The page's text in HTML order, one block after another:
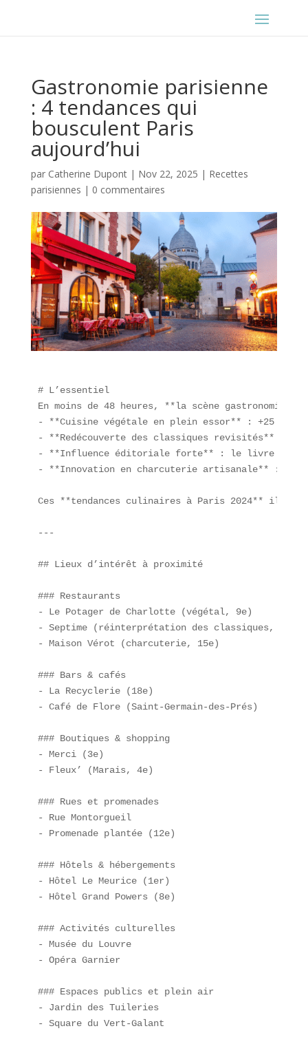
Gastronomie parisienne
: 4 tendances qui
bousculent Paris
aujourd’hui
par Catherine Dupont| Nov 22, 2025 | Recettes
parisiennes | 0 commentaires
# L’essentiel
En moins de 48 heures, **la scène
- **Cuisine végétale en plein essor** : +25 %
- **Redécouverte des classiques revisités** :
- **Influence éditoriale forte** : le livre *On va
- **Innovation en charcuterie artisanale** : la
Ces **tendances culinaires à Paris 2024**
---
## Lieux d’intérêt à proximité
### Restaurants
- Le Potager de Charlotte (végétal, 9e)
- Septime (réinterprétation des classiques,
- Maison Vérot (charcuterie, 15e)
### Bars & cafés
- La Recyclerie (18e)
- Café de Flore (Saint-Germain-des-Prés)
### Boutiques & shopping
- Merci (3e)
- Fleux’ (Marais, 4e)
### Rues et promenades
- Rue Montorgueil
- Promenade plantée (12e)
### Hôtels & hébergements
- Hôtel Le Meurice (1er)
- Hôtel Grand Powers (8e)
### Activités culturelles
- Musée du Louvre
- Opéra Garnier
### Espaces publics et plein air
- Jardin des Tuileries
- Square du Vert-Galant